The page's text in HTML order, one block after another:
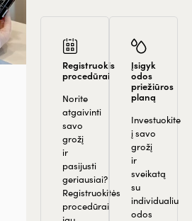
Registruokis
procedūrai
Norite
atgaivinti
savo
grožį
ir
pasijusti
geriausiai?
Registruokitės
procedūrai
Įsigyk
odos
priežiūros
planą
Investuokite
į savo
grožį
ir
sveikatą
su
individualiu
odos